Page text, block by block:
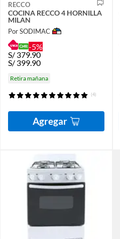
RECCO
COCINA RECCO 4 HORNILLA
MILAN
Por SODIMAC
-5%
S/ 379.90
S/ 399.90
Retira mañana
(4)
Agregar